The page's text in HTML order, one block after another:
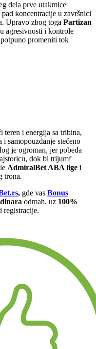
dela prve utakmice
koncentracije u završnici
Upravo zbog toga Partizan
agresivnosti i kontrole
promeniti tok
teren i energija sa tribina,
i samopouzdanje stečeno
je ogroman, jer pobeda
dok bi trijumf
AdmiralBet ABA lige i
trona.
, gde vas Bonus
odmah, uz 100%
registracije.